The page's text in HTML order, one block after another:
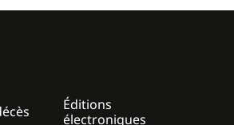
Éditions
électroniques